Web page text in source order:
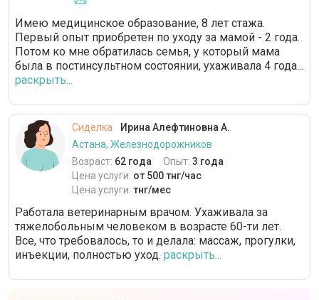
Имею медицинское образование, 8 лет стажа.
Первый опыт приобретен по уходу за мамой - 2 года.
Потом ко мне обратилась семья, у который мама
была в постинсультном состоянии, ухаживала 4 года...
раскрыть...
Сиделка
Ирина Алефтиновна А.
Астана, Железнодорожников
Возраст: 62 года Опыт: 3 года
Цена услуги: от 500 тнг/час
Цена услуги: тнг/мес
Работала ветеринарным врачом. Ухаживала за
тяжелобольным человеком в возрасте 60-ти лет.
Все, что требовалось, то и делала: массаж, прогулки,
инъекции, полностью уход. раскрыть...